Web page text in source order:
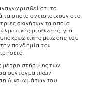
ότι το
τα οποία αντιστοιχούν στα
ακινήτων τα οποία
μίσθωσης, για
υποχρεωτικής μείωσης του
πανδημία του
μέτρο στήριξης των
συνταγματικών
Δικαιωμάτων του